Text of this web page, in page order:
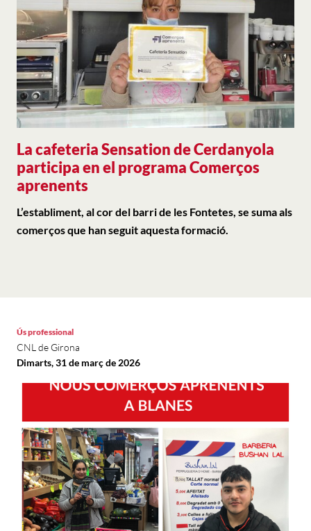
La cafeteria Sensation de Cerdanyola
participa en el programa Comerços
aprenents
L’establiment, al cor del barri de les Fontetes, se suma als
comerços que han seguit aquesta formació.
Ús professional
CNL de Girona
Dimarts, 31 de març de 2026